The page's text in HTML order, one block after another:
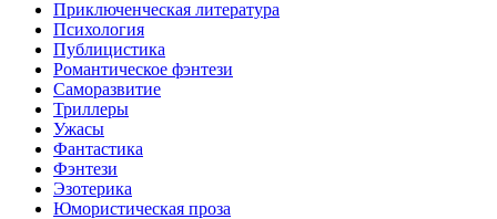
Приключенческая литература
Психология
Публицистика
Романтическое фэнтези
Саморазвитие
Триллеры
Ужасы
Фантастика
Фэнтези
Эзотерика
Юмористическая проза